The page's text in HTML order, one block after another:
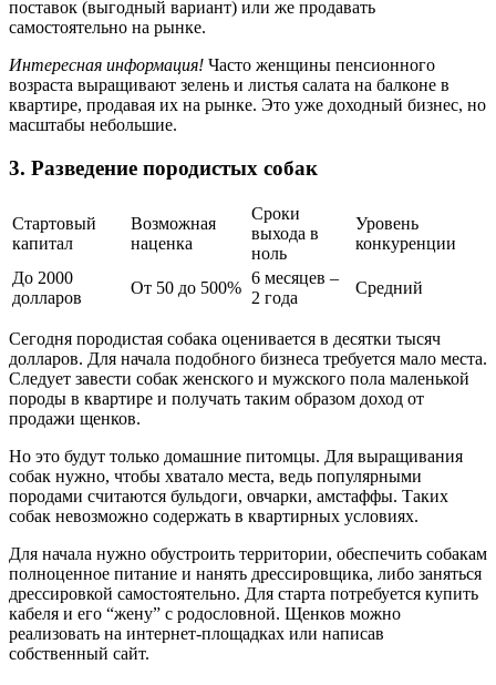
поставок (выгодный вариант) или же продавать
самостоятельно на рынке.
Интересная информация! Часто женщины пенсионного
возраста выращивают зелень и листья салата на балконе в
квартире, продавая их на рынке. Это уже доходный бизнес, но
масштабы небольшие.
3. Разведение породистых собак
Стартовый
капитал
Возможная
наценка
Сроки
выхода в
ноль
Уровень
конкуренции
До 2000
долларов
От 50 до 500%
6 месяцев –
2 года
Средний
Сегодня породистая собака оценивается в десятки тысяч
долларов. Для начала подобного бизнеса требуется мало места.
Следует завести собак женского и мужского пола маленькой
породы в квартире и получать таким образом доход от
продажи щенков.
Но это будут только домашние питомцы. Для выращивания
собак нужно, чтобы хватало места, ведь популярными
породами считаются бульдоги, овчарки, амстаффы. Таких
собак невозможно содержать в квартирных условиях.
Для начала нужно обустроить территории, обеспечить собакам
полноценное питание и нанять дрессировщика, либо заняться
дрессировкой самостоятельно. Для старта потребуется купить
кабеля и его “жену” с родословной. Щенков можно
реализовать на интернет-площадках или написав
собственный сайт.